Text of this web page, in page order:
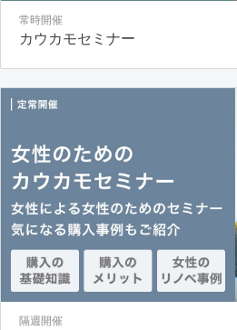
常時開催
カウカモセミナー
隔週開催